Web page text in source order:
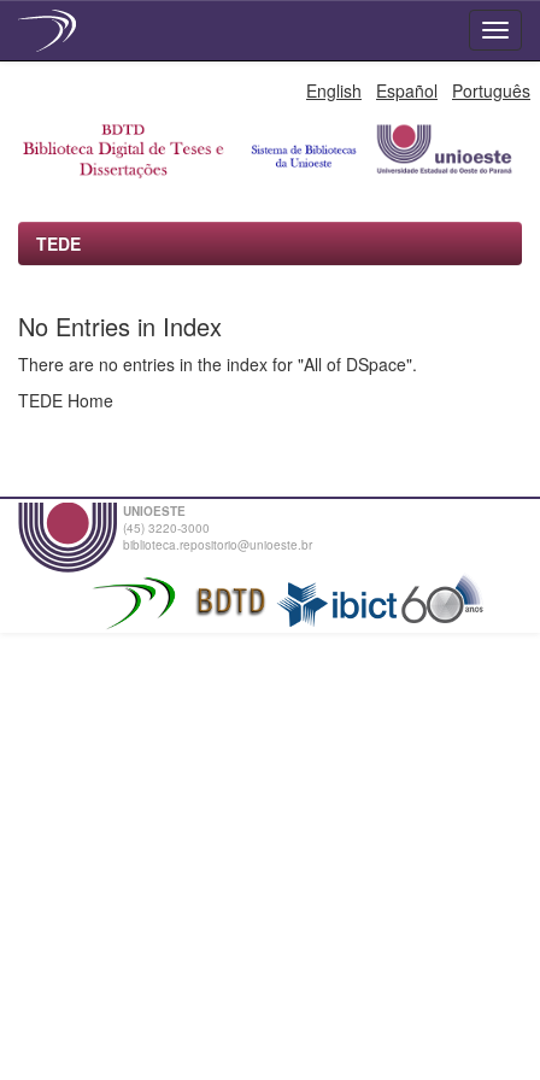
English Español Português
TEDE
No Entries in Index
There are no entries in the index for "All of DSpace".
TEDE Home
UNIOESTE
(45) 3220-3000
biblioteca.repositorio@unioeste.br